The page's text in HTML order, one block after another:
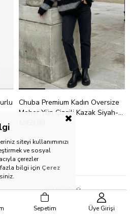
Chuba Premium Kadın Oversize
Moher Yün Çizgili Kazak Siyah-
1-3 İŞ GÜNÜ
TESLİMAT
siteyi kullanımınızı
ve sosyal
çerezler
fazla bilgi için Çerez
Sepetim Üye Girişi